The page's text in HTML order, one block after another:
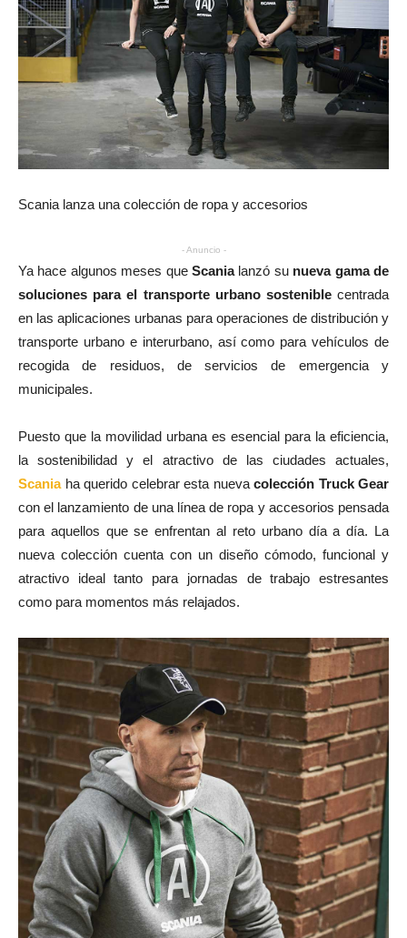
Scania lanza una colección de ropa y accesorios
- Anuncio -
Ya hace algunos meses que Scanialanzó su nueva gama de
soluciones para el transporte urbano sosteniblecentrada
en las aplicaciones urbanas para operaciones de distribución y
transporte urbano e interurbano, así como para vehículos de
recogida de residuos, de servicios de emergencia y
municipales.
Puesto que la movilidad urbana es esencial para la eficiencia,
la sostenibilidad y el atractivo de las ciudades actuales,
Scaniaha querido celebrar esta nuevacolección Truck Gear
con el lanzamiento de una línea de ropa y accesorios pensada
para aquellos que se enfrentan al reto urbano día a día. La
nueva colección cuenta con un diseño cómodo, funcional y
atractivo ideal tanto para jornadas de trabajo estresantes
como para momentos más relajados.